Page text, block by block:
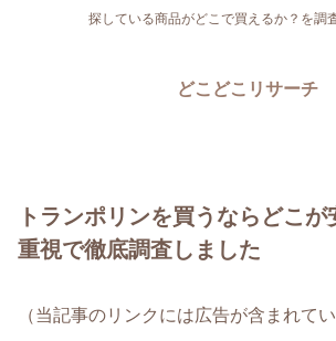
探している商品がどこで買えるか？を調
どこどこリサーチ
トランポリンを買うならどこ
重視で徹底調査しました
（当記事のリンクには広告が含まれてい